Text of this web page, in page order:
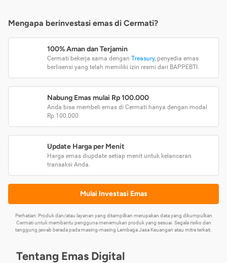
Mengapa berinvestasi emas di Cermati?
100% Aman dan Terjamin
Cermati bekerja sama dengan Treasury, penyedia emas
berlisensi yang telah memiliki izin resmi dari BAPPEBTI.
Nabung Emas mulai Rp 100.000
Anda bisa membeli emas di Cermati hanya dengan modal
Rp 100.000
Update Harga per Menit
Harga emas diupdate setiap menit untuk kelancaran
transaksi Anda.
Mulai Investasi Emas
Perhatian: Produk dan/atau layanan yang ditampilkan merupakan data yang dikumpulkan
Cermati untuk membantu pengguna menemukan produk yang sesuai. Segala risiko dan
tanggung jawab berada pada masing-masing Lembaga Jasa Keuangan atau mitra terkait.
Tentang Emas Digital